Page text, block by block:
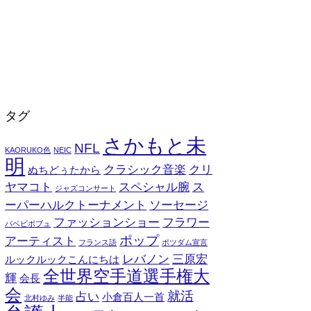
タグ
KAORUKO色 NEIC NFL さかもと未
明 ぬちどぅたから クラシック音楽 クリ
ヤマコト
ジャズコンサート スペシャル腕 ス
ーパーハルクトーナメント ソーセージ
バベビボブュ ファッションショー フラワー
アーティスト
フランス語 ポップ ポツダム宣言
ルックルックこんにちは レバノン 三原宏
輝 会長 全世界空手道選手権大
会 北村ゆみ 半能 占い 小倉百人一首 就活